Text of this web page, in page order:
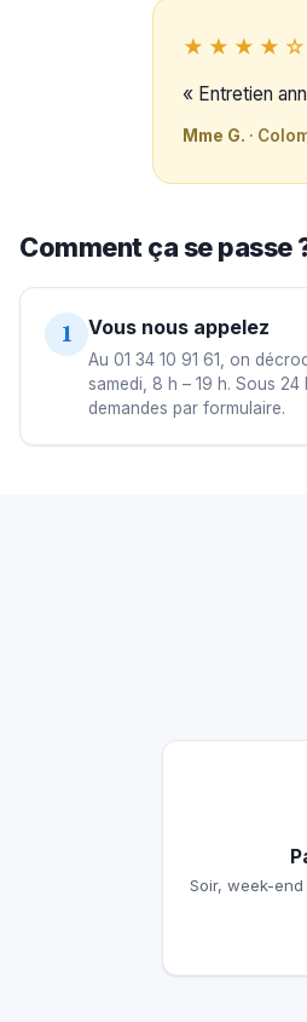
★★★★☆
« Entretien
Mme G. ·
Comment ça se passe
1 Vous nous appelez
Au 01 34 10 91 61, on
samedi, 8 h – 19 h. Sous 24
demandes par formulaire.
Soir, week-